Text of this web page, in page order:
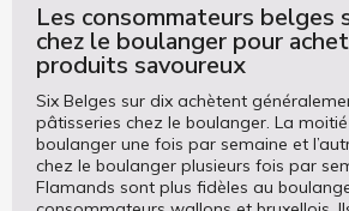
Les consommateurs belges
chez le boulanger pour
produits savoureux
Six Belges sur dix achètent
pâtisseries chez le boulanger. La
boulanger une fois par semaine et
chez le boulanger plusieurs fois par
Flamands sont plus fidèles au